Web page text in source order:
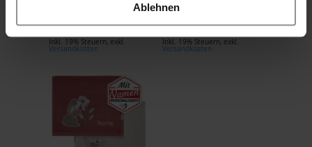
Ablehnen
34,99 €
Inkl. 19% Steuern, exkl.
Versandkosten
32,99 €
Inkl. 19% Steuern, exkl.
Versandkosten